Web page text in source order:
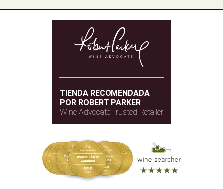
TIENDA RECOMENDADA
POR ROBERT PARKER
Wine Advocate Trusted Retailer